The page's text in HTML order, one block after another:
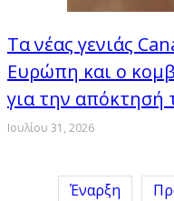
Τα νέας γενιάς
Ευρώπη και ο
για την απόκτησή
Ιουλίου 31, 2026
Έναρξη